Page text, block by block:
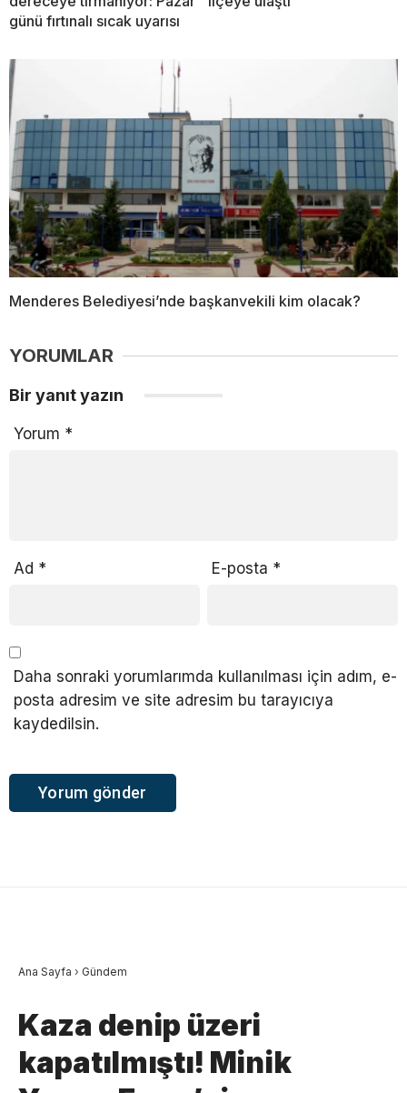
günü fırtınalı sıcak uyarısı
Menderes Belediyesi’nde başkanvekili kim olacak?
YORUMLAR
Bir yanıt yazın
Yorum *
Ad * E-posta *
Daha sonraki yorumlarımda kullanılması için adım, e-
posta adresim ve site adresim bu tarayıcıya
kaydedilsin.
Ana Sayfa › Gündem
Kaza denip üzeri
kapatılmıştı! Minik